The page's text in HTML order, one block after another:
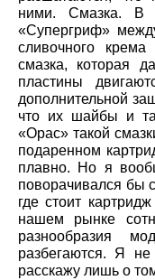
ними. Смазка. В
«Супергриф»
сливочного
смазка, которая
пластины
дополнительной
что их шайбы и
«Орас» такой
подаренном
плавно. Но я
поворачивался бы
где стоит
нашем рынке
разнообразия
разбегаются. Я
расскажу лишь о